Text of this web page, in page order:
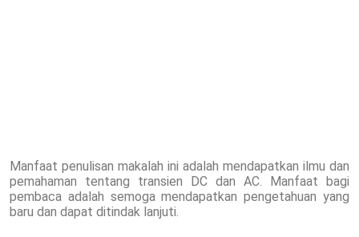
Manfaat penulisan makalah ini adalah mendapatkan ilmu dan
pemahaman tentang transien DC dan AC. Manfaat bagi
pembaca adalah semoga mendapatkan pengetahuan yang
baru dan dapat ditindak lanjuti.